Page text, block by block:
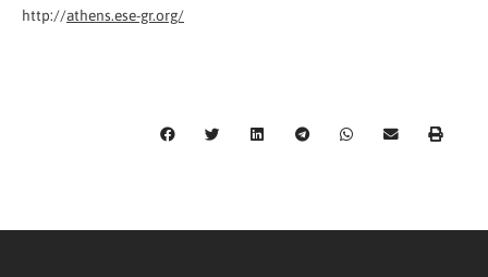
http://athens.ese-gr.org/